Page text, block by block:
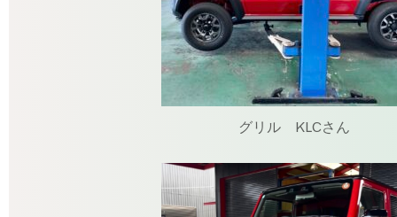
グリル KLCさん